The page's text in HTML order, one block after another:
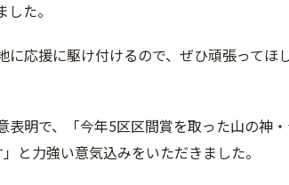
た。
応援に駆け付けるので、ぜひ頑張ってほ
明で、「今年5区区間賞を取った山の神
と力強い意気込みをいただきました。